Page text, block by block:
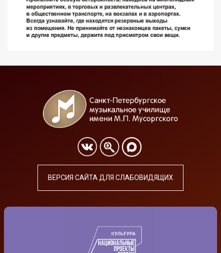
ВЕРСИЯ САЙТА ДЛЯ СЛАБОВИДЯЩИХ